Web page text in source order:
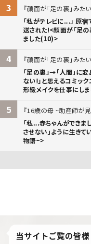
3
顔面が「足の裏」みた
「私がテレビに...」 原
送された!<顔面が「足
ました(10)>
4
顔面が「足の裏」みた
「足の裏」→「人間」に
ない!」と思えるコミッ
形級メイクを仕事にし
5
16歳の母 ~助産師が
「私...赤ちゃんができま
させない」ように生き
物語~>
当サイトご覧の皆様